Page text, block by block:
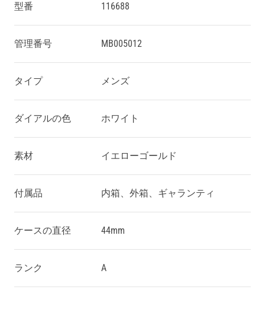
型番 116688
管理番号 MB005012
タイプ メンズ
ダイアルの色 ホワイト
素材 イエローゴールド
付属品 内箱、外箱、ギャランティ
ケースの直径 44mm
ランク A